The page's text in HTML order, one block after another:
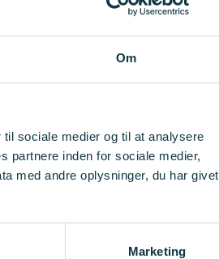
Om
sociale medier og til at analysere
partnere inden for sociale medier,
med andre oplysninger, du har givet
Marketing